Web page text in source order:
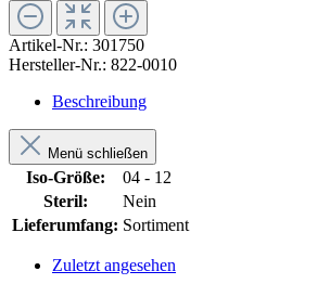
Artikel-Nr.: 301750
Hersteller-Nr.: 822-0010
Beschreibung
Menü schließen
Iso-Größe:
04 - 12
Steril:
Nein
Lieferumfang: Sortiment
Zuletzt angesehen